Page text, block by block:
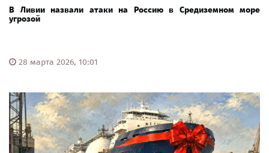
В Ливии назвали атаки на Россию в Средиземном море
угрозой
28 марта 2026, 10:01